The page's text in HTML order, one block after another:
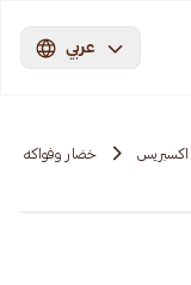
عربي
اكسبريس خضار وفواكه